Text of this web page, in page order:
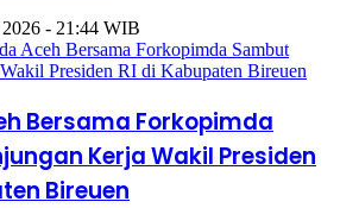
- 21:44 WIB
Bersama Forkopimda
Kerja Wakil Presiden
Bireuen